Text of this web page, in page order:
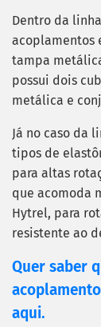
Dentro da
acoplamentos
tampa
possui dois
metálica e
Já no caso da
tipos de
para altas
que acomoda
Hytrel, para
resistente ao
Quer saber
aqui.